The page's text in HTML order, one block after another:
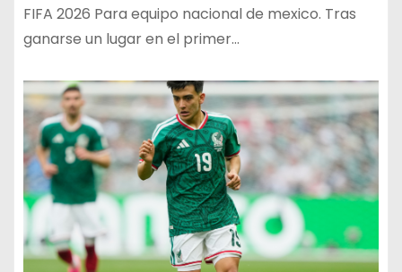
FIFA 2026 Para equipo nacional de mexico. Tras
ganarse un lugar en el primer…